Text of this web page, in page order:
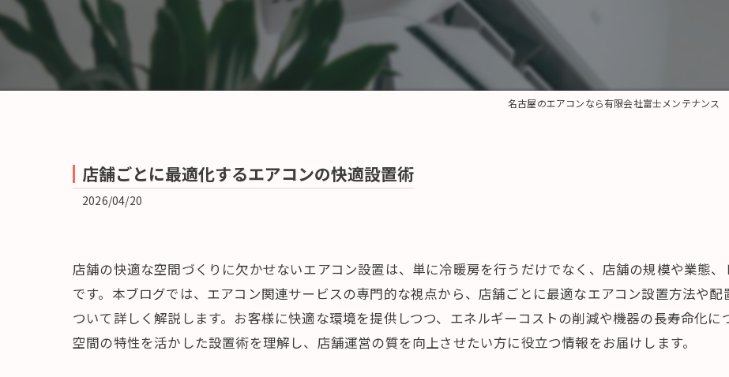
名古屋のエアコンなら有限会社富士メンテナンス
店舗ごとに最適化するエアコンの快適設置術
2026/04/20
店舗の快適な空間づくりに欠かせないエアコン設置は、単に冷暖房を行うだけでなく、店舗の規模や業態
です。本ブログでは、エアコン関連サービスの専門的な視点から、店舗ごとに最適なエアコン設置方法や
ついて詳しく解説します。お客様に快適な環境を提供しつつ、エネルギーコストの削減や機器の長寿命化に
空間の特性を活かした設置術を理解し、店舗運営の質を向上させたい方に役立つ情報をお届けします。